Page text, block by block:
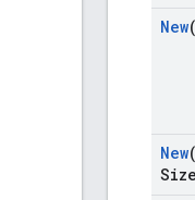
New
New